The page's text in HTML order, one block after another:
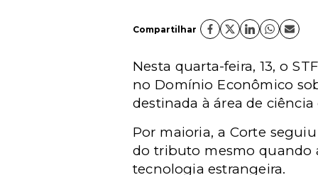
Compartilhar
Nesta quarta-feira, 13, o
no Domínio Econômico
destinada à área de
Por maioria, a Corte
do tributo mesmo quando
tecnologia estrangeira.